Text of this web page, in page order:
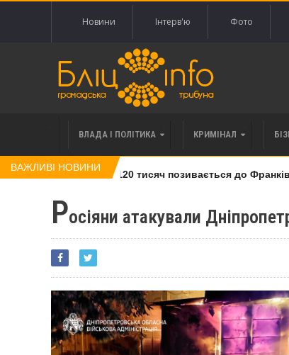
Новини Інтерв'ю Фото
ВЛАДА І ПОЛІТИКА КРИМІНАЛ
ВАЖЛИВІ НОВИНИ
права вимоги за 120 тисяч позивається до
Росіяни атакували